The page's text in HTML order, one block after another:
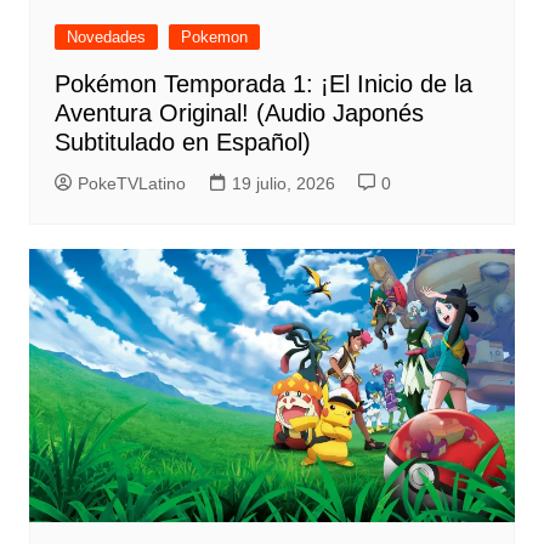
Novedades Pokemon
Pokémon Temporada 1: ¡El Inicio de la
Aventura Original! (Audio Japonés
Subtitulado en Español)
PokeTVLatino 19 julio, 2026 0